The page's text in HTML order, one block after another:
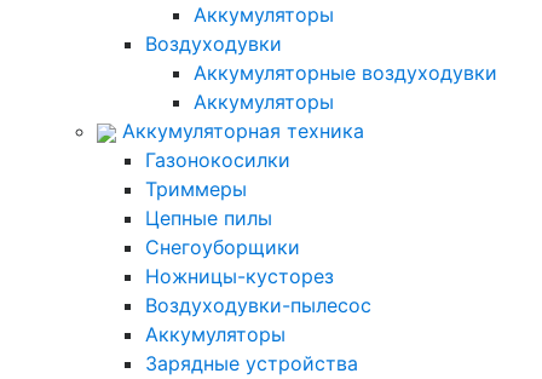
Аккумуляторы
Воздуходувки
Аккумуляторные воздуходувки
Аккумуляторы
Аккумуляторная техника
Газонокосилки
Триммеры
Цепные пилы
Снегоуборщики
Ножницы-кусторез
Воздуходувки-пылесос
Аккумуляторы
Зарядные устройства